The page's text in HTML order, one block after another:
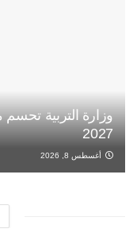
2027
أغسطس 8, 2026